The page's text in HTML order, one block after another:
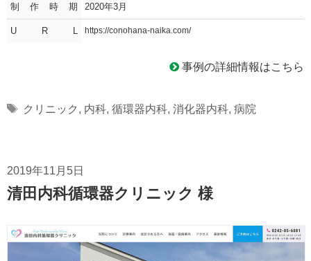
制作時期 2020年3月
U R L https://conohana-naika.com/
事例の詳細情報はこちら
Tags
クリニック , 内科, 循環器内科, 消化器内科, 病院
2019年11月5日
清田内科循環器クリニック 様